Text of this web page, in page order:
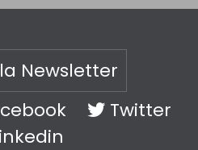
Newsletter
Twitter